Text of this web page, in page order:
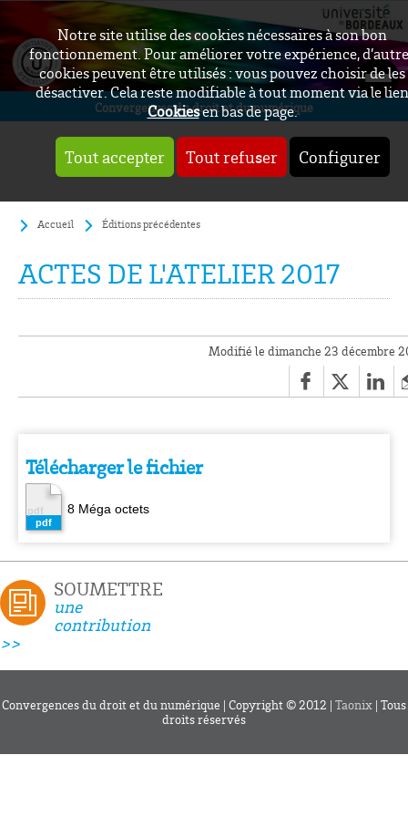
Notre site utilise des cookies nécessaires à son bon
fonctionnement. Pour améliorer votre expérience,
cookies peuvent être utilisés : vous pouvez choisir de les
désactiver. Cela reste modifiable à tout moment via le lien
Cookiesen bas de page.
Tout accepter Tout refuser Configurer
Convergences du droit et du numérique
SOUMETTRE
une
contribution
>>
Accueil Éditions précédentes
ACTES DE L'ATELIER 2017
Modifié le dimanche 23 décembre
Télécharger le fichier
8 Méga octets
Convergences du droit et du numérique | Copyright © 2012 | Taonix | Tous
droits réservés